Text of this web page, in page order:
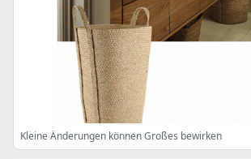
Kleine Änderungen können Großes bewirken